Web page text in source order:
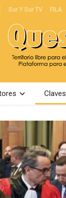
Sur Y Sur TV FILA
Claves